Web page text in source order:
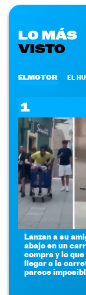
LO MÁS
VISTO
ELMOTOR EL
1
Lanzan a su
abajo en un
compra y lo
llegar a la
parece